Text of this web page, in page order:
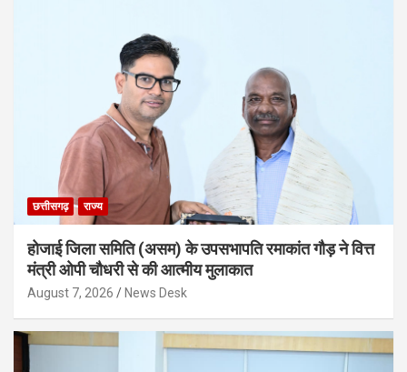
छत्तीसगढ़ राज्य
होजाई जिला समिति (असम) के उपसभापति रमाकांत गौड़ ने वित्त
मंत्री ओपी चौधरी से की आत्मीय मुलाकात
August 7, 2026 News Desk